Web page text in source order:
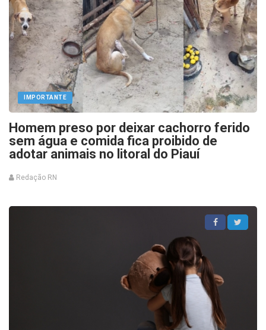
IMPORTANTE
Homem preso por deixar cachorro ferido
sem água e comida fica proibido de
adotar animais no litoral do Piauí
Redação RN